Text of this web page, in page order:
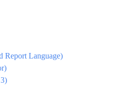
Report Language)